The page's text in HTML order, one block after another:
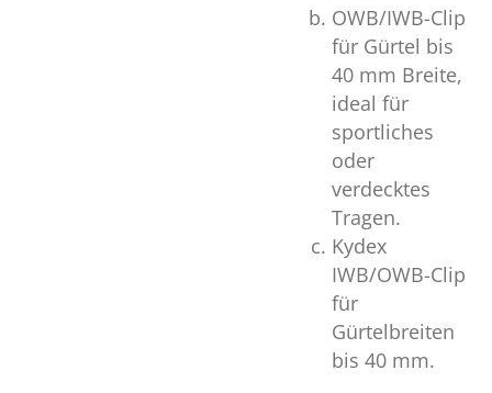
OWB/IWB-Clip
für Gürtel bis
40 mm Breite,
ideal für
sportliches
oder
verdecktes
Tragen.
Kydex
IWB/OWB-Clip
für
Gürtelbreiten
bis 40 mm.